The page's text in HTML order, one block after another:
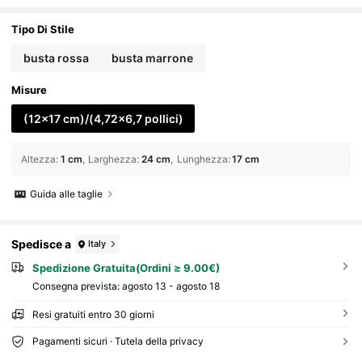
eale per Adolescenti (12cm/4.7in X 17cm/6.7in)
Tipo Di Stile
busta rossa busta marrone
Misure
(12x17 cm)/(4,72x6,7 pollici)
Altezza: 1 cm Larghezza: 24 cm Lunghezza:17 cm
Guida alle taglie
Spedisce a Italy
Spedizione Gratuita(Ordini ≥ 9.00€)
Consegna prevista: agosto 13 - agosto 18
Resi gratuiti entro 30 giorni
Pagamenti sicuri · Tutela della privacy